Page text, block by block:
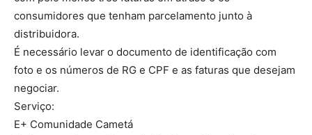
consumidores que tenham parcelamento junto à
distribuidora.
É necessário levar o documento de identificação com
foto e os números de RG e CPF e as faturas que desejam
negociar.
Serviço:
E+ Comunidade Cametá